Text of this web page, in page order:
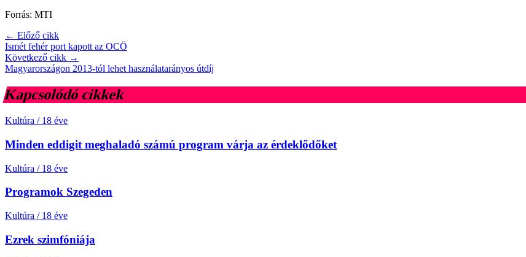
Forrás: MTI
← Előző cikk
Ismét fehér port kapott az OCÖ
Következő cikk →
Magyarországon 2013-tól lehet használatarányos útdíj
Kapcsolódó cikkek
Kultúra / 18 éve
Minden eddigit meghaladó számú program várja az érdeklődőket
Kultúra / 18 éve
Programok Szegeden
Kultúra / 18 éve
Ezrek szimfóniája